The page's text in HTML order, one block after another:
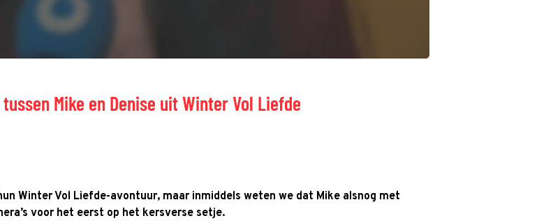
Mike en Denise uit Winter Vol Liefde
Winter Vol Liefde-avontuur, maar inmiddels weten we dat Mike alsnog met
voor het eerst op het kersverse setje.